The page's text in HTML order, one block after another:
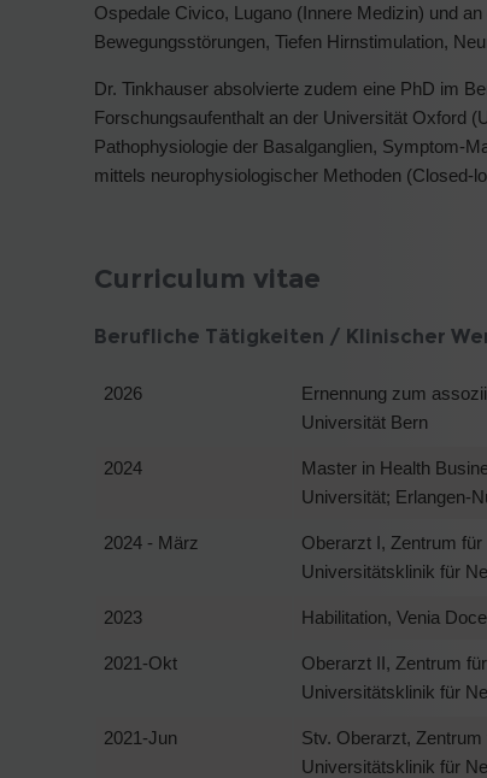
Ospedale Civico, Lugano (Innere Medizin) und
Bewegungsstörungen, Tiefen Hirnstimulation,
Dr. Tinkhauser absolvierte zudem eine PhD im
Forschungsaufenthalt an der Universität Oxford
Pathophysiologie der Basalganglien, Symptom-
mittels neurophysiologischer Methoden (Closed-
Curriculum vitae
Berufliche Tätigkeiten / Klinischer
2026
Ernennung zum
Universität Bern
2024
Master in Health
Universität; Erlangen-
2024 - März
Oberarzt I, Zentrum
Universitätsklinik für
2023 Habilitation, Venia
2021-Okt
Oberarzt II, Zentrum
Universitätsklinik für
2021-Jun
Stv. Oberarzt,
Universitätsklinik für